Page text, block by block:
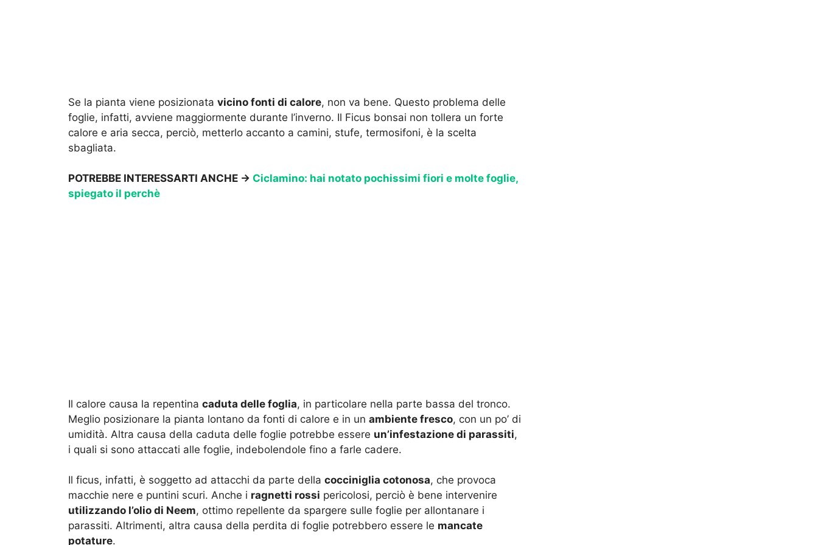
Se la pianta viene posizionata vicino fonti di calore, non va bene. Questo problema delle
foglie, infatti, avviene maggiormente durante l’inverno. Il Ficus bonsai non tollera un forte
calore e aria secca, perciò, metterlo accanto a camini, stufe, termosifoni, è la scelta
sbagliata.
POTREBBE INTERESSARTI ANCHE → Ciclamino: hai notato pochissimi fiori e molte foglie,
spiegato il perchè
Il calore causa la repentina caduta delle foglia, in particolare nella parte bassa del tronco.
Meglio posizionare la pianta lontano da fonti di calore e in un ambiente fresco, con un po’ di
umidità. Altra causa della caduta delle foglie potrebbe essere un’infestazione di parassiti,
i quali si sono attaccati alle foglie, indebolendole fino a farle cadere.
Il ficus, infatti, è soggetto ad attacchi da parte della cocciniglia cotonosa, che provoca
macchie nere e puntini scuri. Anche i ragnetti rossi pericolosi, perciò è bene intervenire
utilizzando l’olio di Neem, ottimo repellente da spargere sulle foglie per allontanare i
parassiti. Altrimenti, altra causa della perdita di foglie potrebbero essere le mancate
potature.